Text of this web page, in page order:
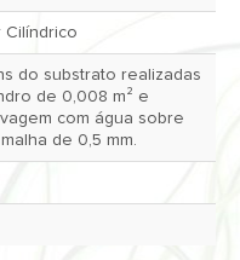
Cilíndrico
do substrato realizadas
de 0,008 m² e
com água sobre
de 0,5 mm.